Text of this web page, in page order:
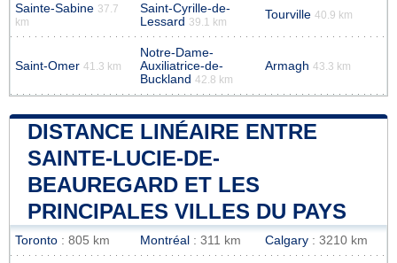
Sainte-Sabine 37.7
km
Saint-Cyrille-de-
Lessard 39.1 km
Tourville 40.9 km
Saint-Omer 41.3 km
Notre-Dame-
Auxiliatrice-de-
Buckland 42.8 km
Armagh 43.3 km
DISTANCE LINÉAIRE ENTRE
SAINTE-LUCIE-DE-
BEAUREGARD ET LES
PRINCIPALES VILLES DU PAYS
Toronto : 805 km Montréal : 311 km Calgary : 3210 km